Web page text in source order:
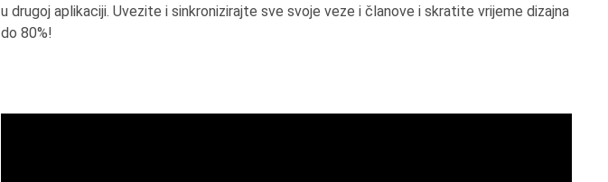
u drugoj aplikaciji. Uvezite i sinkronizirajte sve svoje veze i članove i skratite vrijeme dizajna
do 80%!